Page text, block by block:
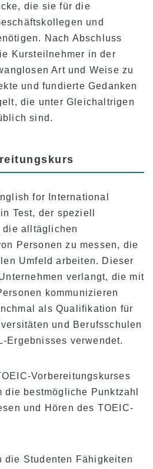
die sie für die
und
Nach Abschluss
Kursteilnehmer in der
Art und Weise zu
und fundierte Gedanken
die unter Gleichaltrigen
sind.
for International
Test, der speziell
die alltäglichen
Personen zu messen, die
Umfeld arbeiten. Dieser
verlangt, die mit
kommunizieren
als Qualifikation für
und Berufsschulen
Ergebnisses verwendet.
Vorbereitungskurses
die bestmögliche Punktzahl
und Hören des TOEIC-
die Studenten Fähigkeiten